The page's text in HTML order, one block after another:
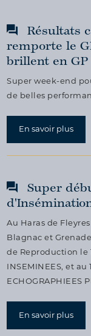
Résultats
remporte le
brillent en GP
Super week-end
de belles
En savoir plus
Super
Au Haras de
Blagnac et
de Reproduction le
INSEMINEES, et au
ECHOGRAPHIEES
En savoir plus